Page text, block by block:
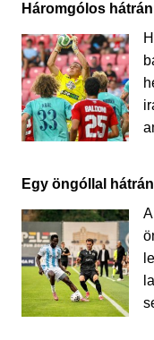
Háromgólos
Egy öngóllal